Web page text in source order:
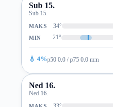
Sub 15.
Sub 15.
MAKS 34°
MIN 21°
💧 4%p50 0.0 / p75 0.0 mm
Ned 16.
Ned 16.